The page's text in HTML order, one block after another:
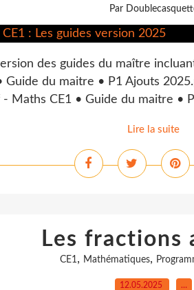
Par
des guides du maître
Guide du maitre • P1 Ajouts
- Maths CE1 • Guide du maitre •
Lire la suite
Les fractions
CE1, Mathématiques,
12.05.2025 …